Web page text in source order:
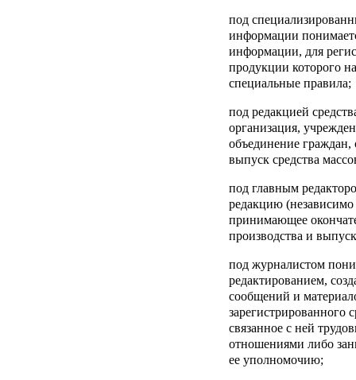
под
информации
информации, для
продукции которого
специальные правила;
под редакцией
организация,
объединение
выпуск средства
под главным
редакцию
принимающее
производства и
под журналистом
редактированием,
сообщений и
зарегистрированного
связанное с ней
отношениями либо
ее уполномочию;